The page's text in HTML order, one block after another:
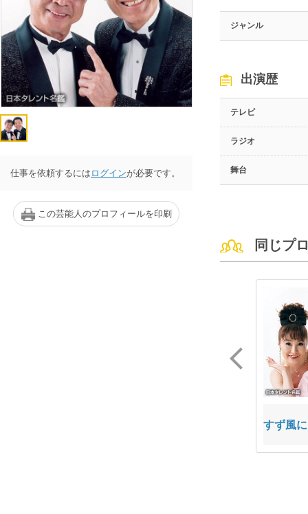
仕事を依頼するには ログインが必要です。
この芸能人のプロフィールを印刷
ジャンル
出演歴
テレビ
ラジオ
舞台
同じプ
すず風